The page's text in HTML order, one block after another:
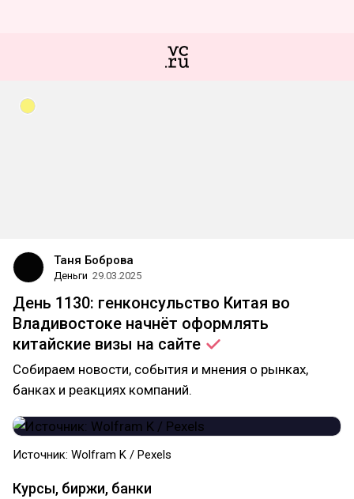
Таня Боброва
Деньги 29.03.2025
День 1130: генконсульство Китая во
Владивостоке начнёт оформлять
китайские визы на сайте
Собираем новости, события и мнения о рынках,
банках и реакциях компаний.
Источник: Wolfram K / Pexels
Курсы, биржи, банки